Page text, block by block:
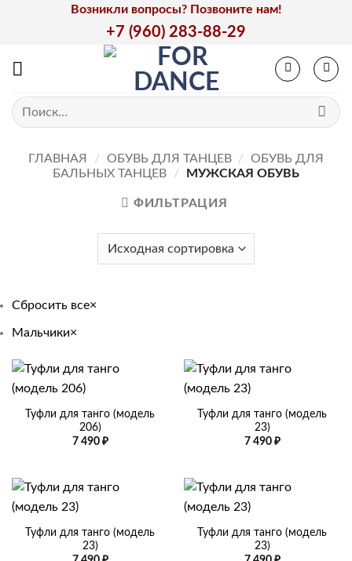
Возникли вопросы? Позвоните нам!
+7 (960) 283-88-29
Искать:
ГЛАВНАЯ / ОБУВЬ ДЛЯ ТАНЦЕВ /
ОБУВЬ ДЛЯ
БАЛЬНЫХ ТАНЦЕВ
/ МУЖСКАЯ ОБУВЬ
ФИЛЬТРАЦИЯ
Сбросить все×
Мальчики×
Туфли для танго (модель
206)
7 490 ₽
Туфли для танго (модель
23)
7 490 ₽
Туфли для танго (модель
23)
Туфли для танго (модель
23)